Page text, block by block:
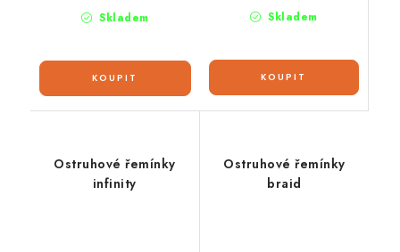
Skladem Skladem
Ostruhové řemínky
infinity
Ostruhové řemínky
braid